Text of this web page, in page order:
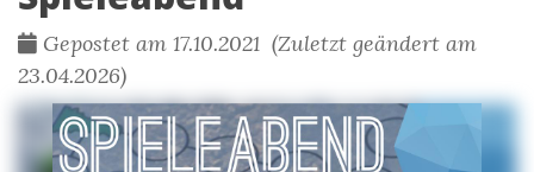
Gepostet am 17.10.2021 (Zuletzt geändert am
23.04.2026)